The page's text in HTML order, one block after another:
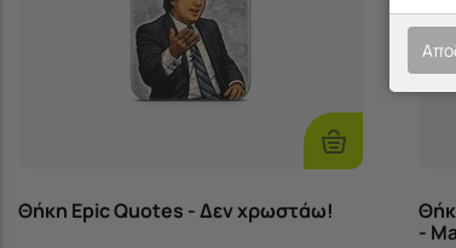
Επιλογές
Θήκη Epic Quotes - Δεν χρωστάω!
-